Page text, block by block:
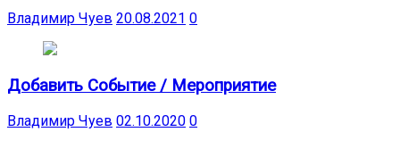
Владимир Чуев 20.08.2021 0
Добавить Событие / Мероприятие
Владимир Чуев 02.10.2020 0